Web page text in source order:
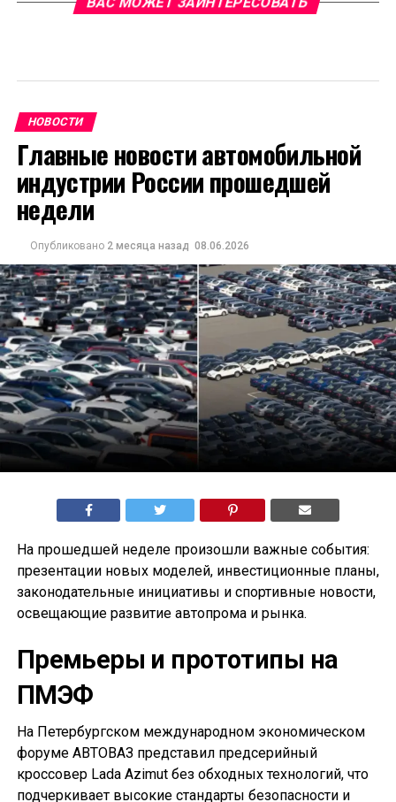
НОВОСТИ
Главные новости автомобильной
индустрии России прошедшей
недели
Опубликовано 2 месяца назад 08.06.2026
На прошедшей неделе произошли важные события:
презентации новых моделей, инвестиционные планы,
законодательные инициативы и спортивные новости,
освещающие развитие автопрома и рынка.
Премьеры и прототипы на
ПМЭФ
На Петербургском международном экономическом
форуме АВТОВАЗ представил предсерийный
кроссовер Lada Azimut без обходных технологий, что
подчеркивает высокие стандарты безопасности и